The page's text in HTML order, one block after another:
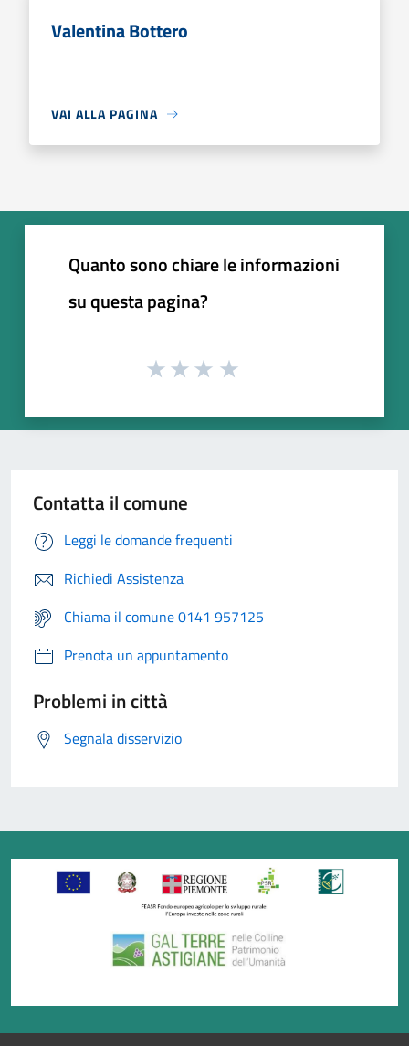
Valentina Bottero
VAI ALLA PAGINA
Quanto sono chiare le informazioni
su questa pagina?
Contatta il comune
Leggi le domande frequenti
Richiedi Assistenza
Chiama il comune 0141 957125
Prenota un appuntamento
Problemi in città
Segnala disservizio